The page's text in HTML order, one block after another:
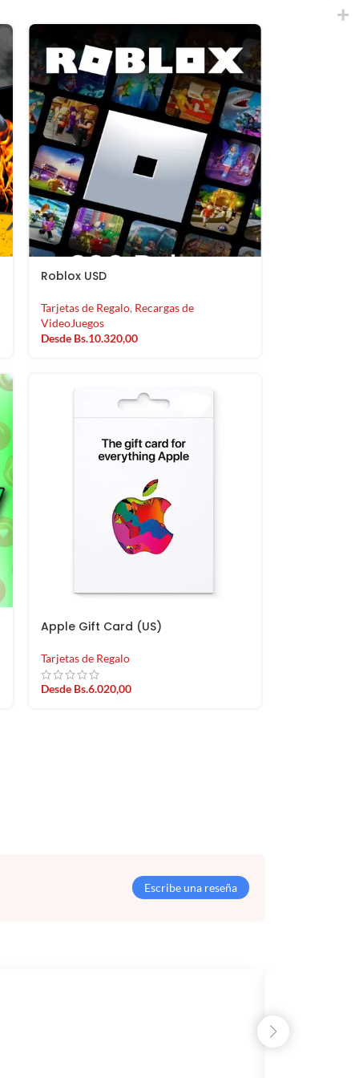
Roblox USD
Tarjetas de Regalo, Recargas de
VideoJuegos
Desde Bs.10.320,00
Apple Gift Card (US)
Tarjetas de Regalo
Desde Bs.6.020,00
Escribe una reseña